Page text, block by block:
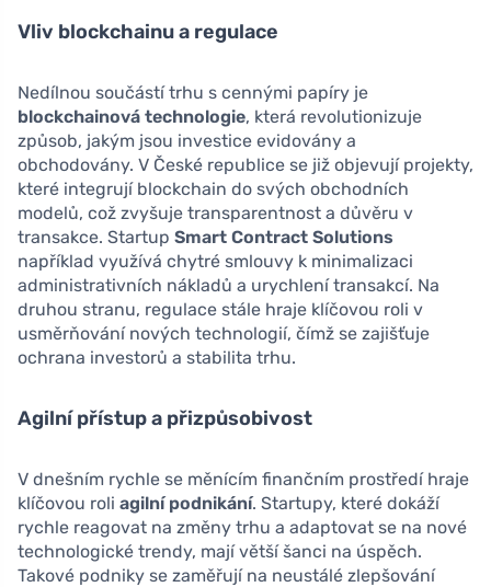
Vliv blockchainu a regulace
Nedílnou součástí trhu s cennými papíry je
blockchainová technologie, která revolutionizuje
způsob, jakým jsou investice evidovány a
obchodovány. V České republice se již objevují projekty,
které integrují blockchain do svých obchodních
modelů, což zvyšuje transparentnost a důvěru v
transakce. Startup Smart Contract Solutions
například využívá chytré smlouvy k minimalizaci
administrativních nákladů a urychlení transakcí. Na
druhou stranu, regulace stále hraje klíčovou roli v
usměrňování nových technologií, čímž se zajišťuje
ochrana investorů a stabilita trhu.
Agilní přístup a přizpůsobivost
V dnešním rychle se měnícím finančním prostředí hraje
klíčovou roli agilní podnikání. Startupy, které dokáží
rychle reagovat na změny trhu a adaptovat se na nové
technologické trendy, mají větší šanci na úspěch.
Takové podniky se zaměřují na neustálé zlepšování